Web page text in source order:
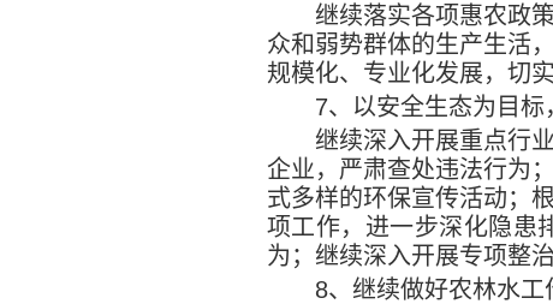
继续落实各项惠农政
众和弱势群体的生产生活
规模化、专业化发展，切
7、以安全生态为目
继续深入开展重点行
企业，严肃查处违法行为
式多样的环保宣传活动；
项工作，进一步深化隐患
为；继续深入开展专项整
8、继续做好农林水工